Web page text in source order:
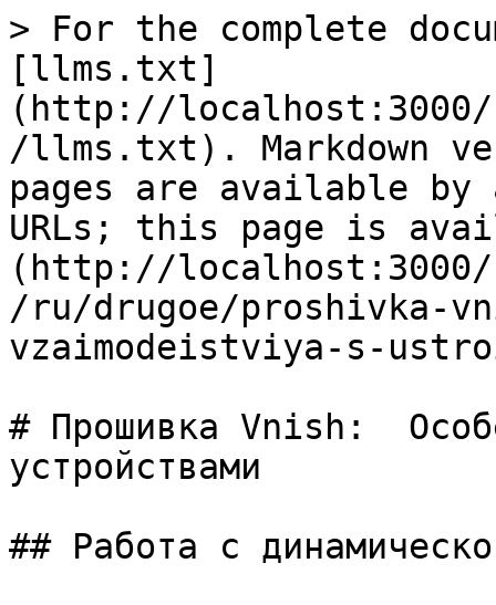
> For the complete
[llms.txt]
(http://
/llms.txt). Markdown
pages are available by
URLs; this page is
(http://
/ru/drugoe/proshivka-
vzaimodeistviya-s-
# Прошивка Vnish:
устройствами
## Работа с